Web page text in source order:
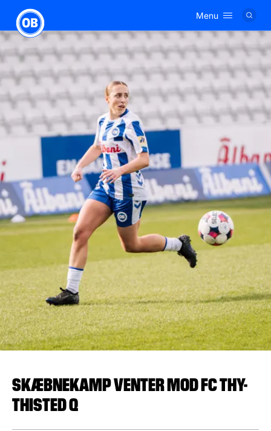
Logo
Menu
SKÆBNEKAMP VENTER MOD FC THY-
THISTED Q